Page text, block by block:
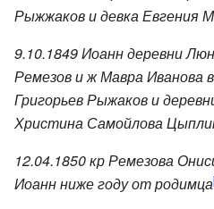
Рыжжаков и девка Евгения
9.10.1849 Иоанн деревни
Ремезов и ж Мавра Иванова
Григорьев Рыжаков и
Христина Самойлова
12.04.1850 кр Ремезова
Иоанн ниже году от родимца